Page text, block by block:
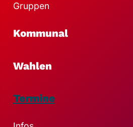
Gruppen
Kommunal
Wahlen
Termine